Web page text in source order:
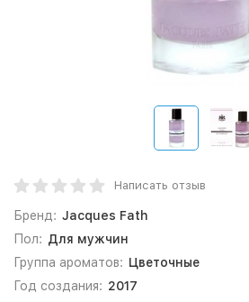
Написать отзыв
Бренд: Jacques Fath
Пол: Для мужчин
Группа ароматов: Цветочные
Год создания: 2017